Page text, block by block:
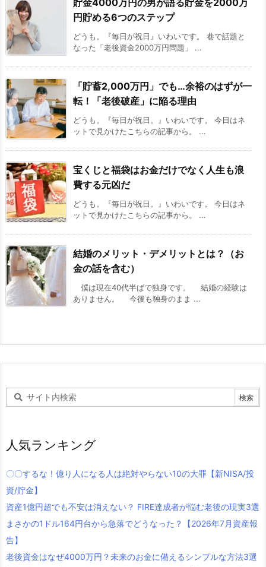
円貯める6つのステップ
どうも。『毎日が祝日』いわいです。 巷で話題と
なった「老後資金2000万円問題」 ...
「貯蓄2,000万円」でも…余裕のはずが一
転！「老後破産」に陥る理由
どうも。『毎日が祝日。』いわいです。 今日はネ
ットで見かけたこちらの記事から。 ...
宝くじと福袋はお金だけでなく人生も浪
費する元凶だ
どうも。『毎日が祝日。』いわいです。 今日はネ
ットで見かけたこちらの記事から。 ...
結婚のメリット・デメリットとは？（お
金の話を含む）
僕は現在40代半ばで独身です。 結婚の経験は
ありません。 今後も独身のまま ...
人気ランキング
〇〇するな！億り人になる人は絶対やらない10の大罪【新NISA/投
資/貯金】
資産1億円超でも不安は消えない？ FIRE達成者が悩む老後の現実3選
まさかの1ドル164円台から急落でどうなった？【2026年7月資産報
告】
老後資金はなぜ4000万円？未来のお金に備えるシンプルな方法3選